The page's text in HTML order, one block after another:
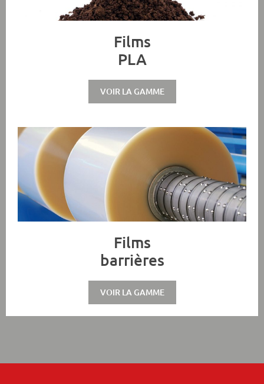
Films
PLA
VOIR LA GAMME
Films
barrières
VOIR LA GAMME